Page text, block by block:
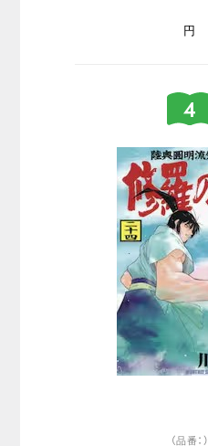
円
（品番：）